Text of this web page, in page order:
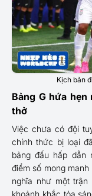
Kịch bản
Bảng G hứa
thở
Việc chưa có đội
chính thức bị loại
bảng đấu hấp
điểm số mong
nghĩa như một
khoảnh khắc tỏa